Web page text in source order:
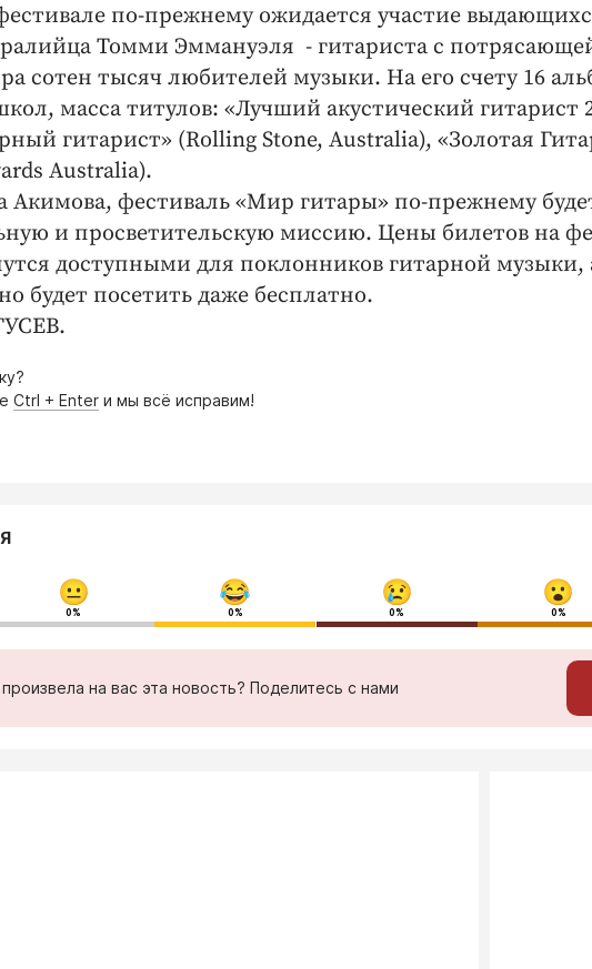
по-прежнему ожидается участие
Томми Эммануэля - гитариста с
сотен тысяч любителей музыки. На его счету 16
масса титулов: «Лучший акустический гитарист
гитарист» (Rolling Stone, Australia), «Золотая
Australia).
Акимова, фестиваль «Мир гитары» по-прежнему
и просветительскую миссию. Цены билетов на
доступными для поклонников гитарной музыки,
будет посетить даже бесплатно.
Ctrl + Enter и мы всё исправим!
0% 0% 0% 0%
на вас эта новость? Поделитесь с нами